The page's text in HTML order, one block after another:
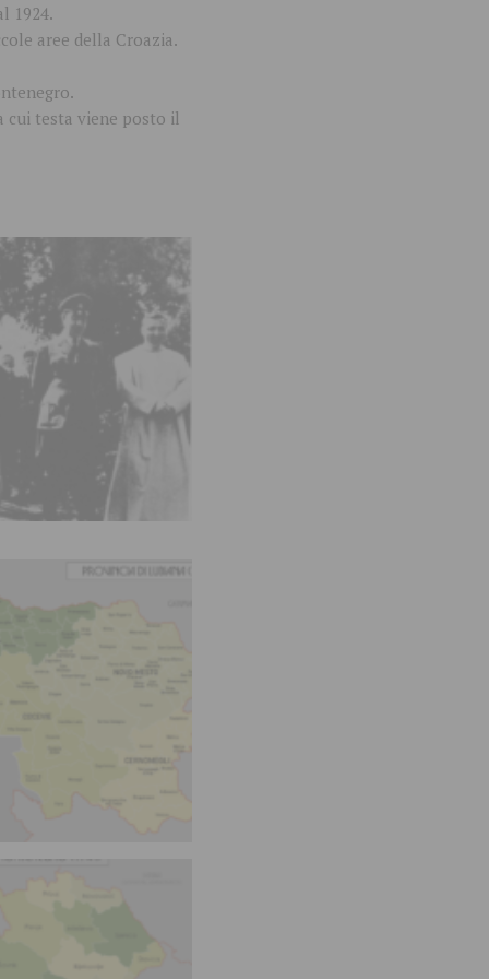
1924.
aree della Croazia.
cui testa viene posto il